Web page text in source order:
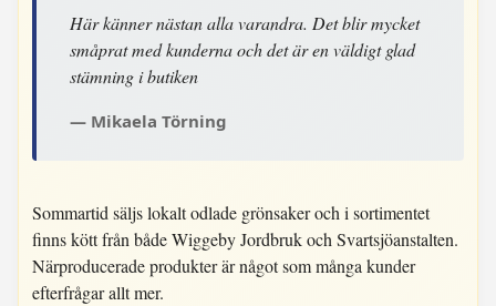
Här känner nästan alla varandra. Det blir mycket
småprat med kunderna och det är en väldigt glad
stämning i butiken
Mikaela Törning
Sommartid säljs lokalt odlade grönsaker och i sortimentet
finns kött från både Wiggeby Jordbruk och Svartsjöanstalten.
Närproducerade produkter är något som många kunder
efterfrågar allt mer.